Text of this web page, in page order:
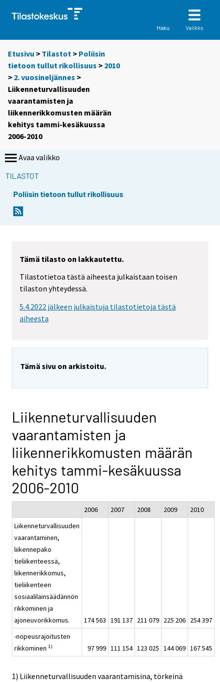
Haku Valikko
Etusivu > Tilastot > Poliisin
tietoon tullut rikollisuus > 2010
> 2. vuosineljännes >
Liikenneturvallisuuden
vaarantamisten ja
liikennerikkomusten määrän
kehitys tammi-kesäkuussa
2006-2010
Avaa valikko
TILASTOT
Poliisin tietoon tullut rikollisuus
Tämä tilasto on lakkautettu.
Tilastotietoa tästä aiheesta julkaistaan toisen
tilaston yhteydessä.
5.4.2022 jälkeen julkaistuja tilastotietoja tästä
aiheesta
Tämä sivu on arkistoitu.
Liikenneturvallisuuden
vaarantamisten ja
liikennerikkomusten määrän
kehitys tammi-kesäkuussa
2006-2010
2006 2007 2008 2009
2010
Liikenneturvallisuuden
vaarantaminen,
liikennepako
tieliikenteessä,
liikennerikkomus,
tieliikenteen
sosiaalilainsäädännön
rikkominen ja
ajoneuvorikkomus.
174 563 191 137 211 079 225 206 254 397
-nopeusrajoitusten
rikkominen 1) 97 999 111 154 123 025 144 069 167 545
1) Liikenneturvallisuuden vaarantamisina, törkeinä